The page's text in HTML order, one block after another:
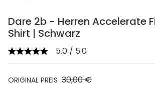
Dare 2b - Herren Accelerate
Shirt | Schwarz
5.0 / 5.0
ORIGINAL PREIS 30,00 €